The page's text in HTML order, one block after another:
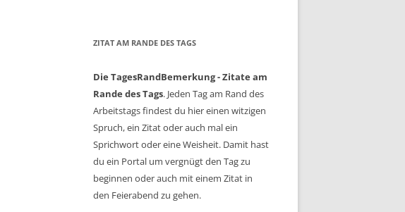
ZITAT AM RANDE DES TAGS
Die TagesRandBemerkung - Zitate am
Rande des Tags. Jeden Tag am Rand des
Arbeitstags findest du hier einen witzigen
Spruch, ein Zitat oder auch mal ein
Sprichwort oder eine Weisheit. Damit hast
du ein Portal um vergnügt den Tag zu
beginnen oder auch mit einem Zitat in
den Feierabend zu gehen.